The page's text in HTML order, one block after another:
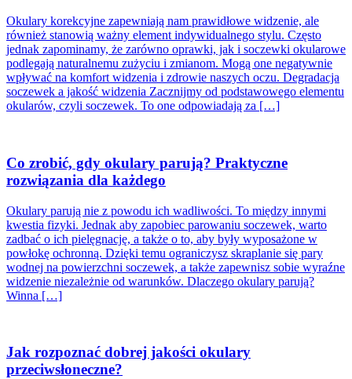
Okulary korekcyjne zapewniają nam prawidłowe widzenie, ale
również stanowią ważny element indywidualnego stylu. Często
jednak zapominamy, że zarówno oprawki, jak i soczewki okularowe
podlegają naturalnemu zużyciu i zmianom. Mogą one negatywnie
wpływać na komfort widzenia i zdrowie naszych oczu. Degradacja
soczewek a jakość widzenia Zacznijmy od podstawowego elementu
okularów, czyli soczewek. To one odpowiadają za […]
Co zrobić, gdy okulary parują? Praktyczne
rozwiązania dla każdego
Okulary parują nie z powodu ich wadliwości. To między innymi
kwestia fizyki. Jednak aby zapobiec parowaniu soczewek, warto
zadbać o ich pielęgnację, a także o to, aby były wyposażone w
powłokę ochronną. Dzięki temu ograniczysz skraplanie się pary
wodnej na powierzchni soczewek, a także zapewnisz sobie wyraźne
widzenie niezależnie od warunków. Dlaczego okulary parują?
Winna […]
Jak rozpoznać dobrej jakości okulary
przeciwsłoneczne?